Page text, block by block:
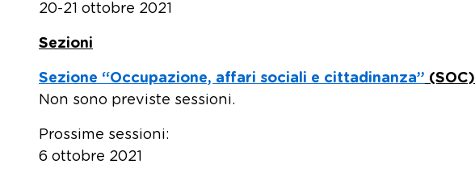
20-21 ottobre 2021
Sezioni
Sezione “Occupazione, affari sociali e cittadinanza” (SOC)
Non sono previste sessioni.
Prossime sessioni:
6 ottobre 2021